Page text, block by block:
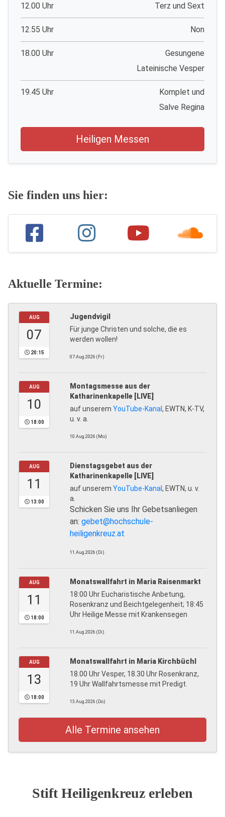
12.00 Uhr Terz und Sext
12.55 Uhr Non
18.00 Uhr
Gesungene
Lateinische Vesper
19.45 Uhr
Komplet und
Salve Regina
Heiligen Messen
Sie finden uns hier:
Aktuelle Termine:
AUG
07
20:15
Jugendvigil
Für junge Christen und solche, die es
werden wollen!
07.Aug.2026 (Fr)
AUG
10
18:00
Montagsmesse aus der
Katharinenkapelle [LIVE]
auf unserem YouTube-Kanal, EWTN, K-TV,
u. v. a.
10.Aug.2026 (Mo)
AUG
11
13:00
Dienstagsgebet aus der
Katharinenkapelle [LIVE]
auf unserem YouTube-Kanal, EWTN, u. v.
a.
Schicken Sie uns Ihr Gebetsanliegen
an: gebet@hochschule-
heiligenkreuz.at
11.Aug.2026 (Di)
AUG
11
18:00
Monatswallfahrt in Maria Raisenmarkt
18:00 Uhr Eucharistische Anbetung,
Rosenkranz und Beichtgelegenheit; 18:45
Uhr Heilige Messe mit Krankensegen
11.Aug.2026 (Di)
AUG
13
18:00
Monatswallfahrt in Maria Kirchbüchl
18.00 Uhr Vesper, 18.30 Uhr Rosenkranz,
19 Uhr Wallfahrtsmesse mit Predigt.
13.Aug.2026 (Do)
Alle Termine ansehen
Stift Heiligenkreuz erleben